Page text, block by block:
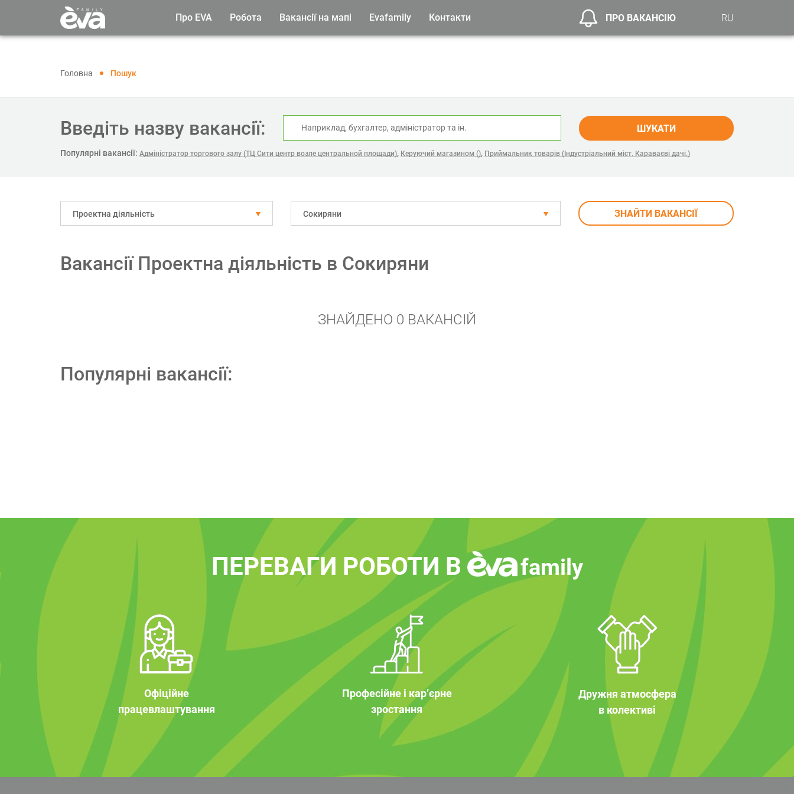
Про EVA Робота Вакансії на мапі Evafamily Контакти ПРО ВАКАНСІЮ RU
Головна Пошук
Введіть назву вакансії: ШУКАТИ
Популярні вакансії: Адміністратор торгового залу (ТЦ Сити центр возле центральной площади), Керуючий магазином (), Приймальник товарів (Індустріальний міст. Караваєві дачі.)
Проектна діяльність Сокиряни ЗНАЙТИ ВАКАНСІЇ
Вакансії Проектна діяльність в Сокиряни
ЗНАЙДЕНО 0 ВАКАНСІЙ
Популярні вакансії:
ПЕРЕВАГИ РОБОТИ В family
Офіційне
працевлаштування
Професійне і кар’єрне
зростання
Дружня атмосфера
в колективі